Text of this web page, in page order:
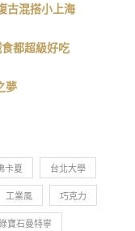
古混搭小上海
都超級好吃
夢
卡夏 台北大學
工業風 巧克力
寶石曼特寧